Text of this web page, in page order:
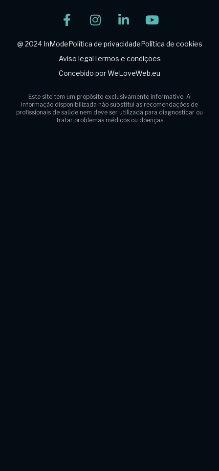
@ 2024 InModePolítica de privacidadePolítica de cookies
Aviso legalTermos e condições
Concebido por WeLoveWeb.eu
Este site tem um propósito exclusivamente informativo. A
informação disponibilizada não substitui as recomendações de
profissionais de saúde nem deve ser utilizada para diagnosticar ou
tratar problemas médicos ou doenças